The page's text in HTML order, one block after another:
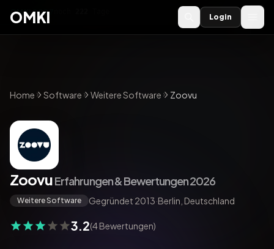
OMKI 2027
OMKI Login
Home Software Weitere Software Zoovu
ZoovuErfahrungen & Bewertungen 2026
Weitere Software Gegründet 2013·Berlin, Deutschland
3.2(4 Bewertungen)